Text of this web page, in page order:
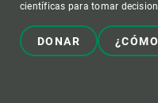
científicas para tomar
DONAR